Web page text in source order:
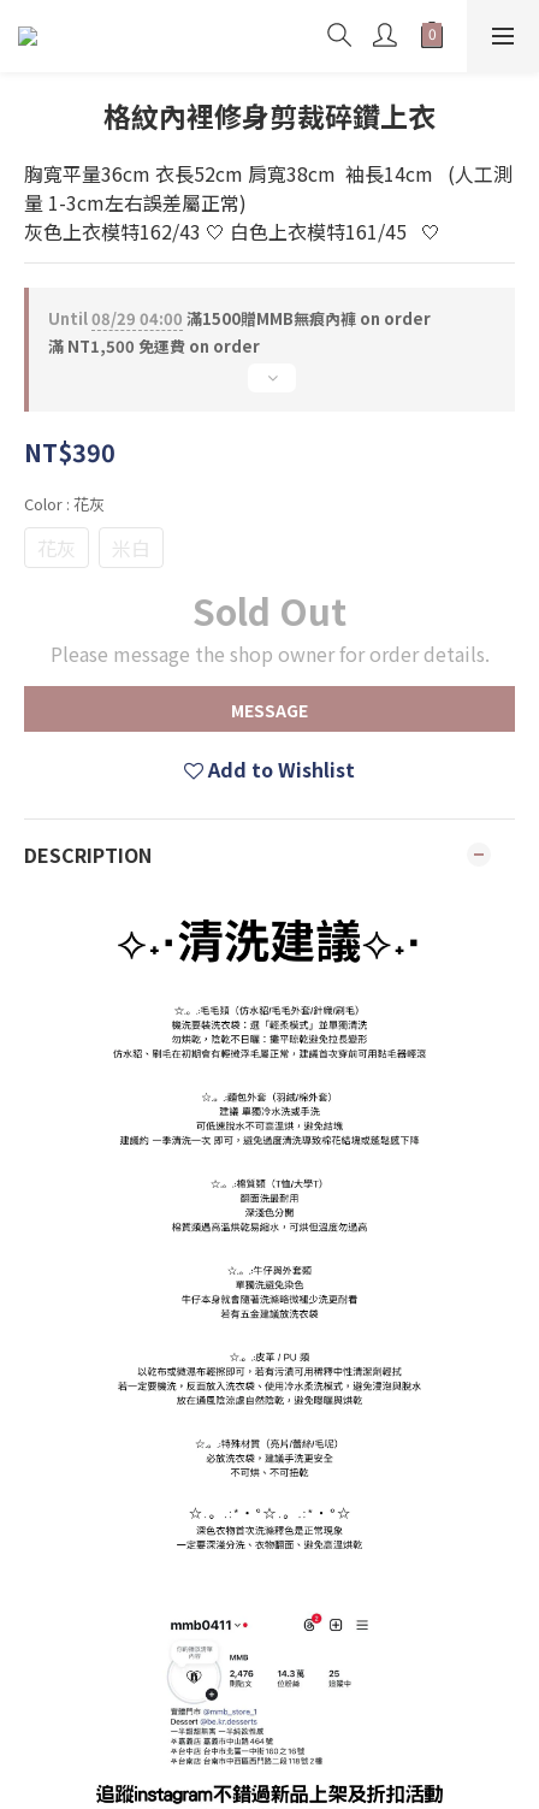
格紋內裡修身剪裁碎鑽上衣
胸寬平量36cm 衣長52cm 肩寬38cm  袖長14cm   (人工測
量 1-3cm左右誤差屬正常)
灰色上衣模特162/43 🤍 白色上衣模特161/45   🤍
Until08/29 04:00 滿1500贈MMB無痕內褲 on order
滿 NT1,500 免運費 on order
NT$390
Color : 花灰
花灰 米白
Sold Out
Please message the shop owner for order details.
MESSAGE
Add to Wishlist
DESCRIPTION